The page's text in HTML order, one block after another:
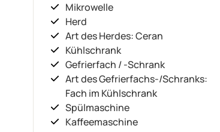
Mikrowelle
Herd
Art des Herdes: Ceran
Kühlschrank
Gefrierfach / -Schrank
Art des Gefrierfachs-/Schranks:
Fach im Kühlschrank
Spülmaschine
Kaffeemaschine